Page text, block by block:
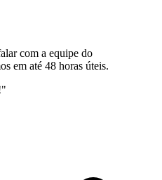
com a equipe do
em até 48 horas úteis.